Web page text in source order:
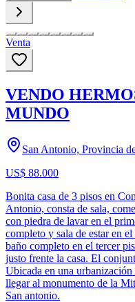
Venta
VENDO
MUNDO
San Antonio, Provincia
US$ 88.000
Bonita casa de 3 pisos en
Antonio, consta de sala,
con piedra de lavar en el
completo y sala de estar en
baño completo en el tercer
justo frente la casa. El
Ubicada en una
llegar al monumento de la
San antonio.